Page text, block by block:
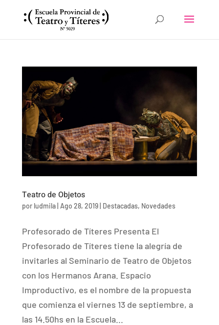
Teatro de Objetos
por ludmila| Ago 28, 2019| Destacadas, Novedades
Profesorado de Títeres Presenta El
Profesorado de Títeres tiene la alegría de
invitarles al Seminario de Teatro de Objetos
con los Hermanos Arana. Espacio
Improductivo, es el nombre de la propuesta
que comienza el viernes 13 de septiembre, a
las 14.50hs en la Escuela...